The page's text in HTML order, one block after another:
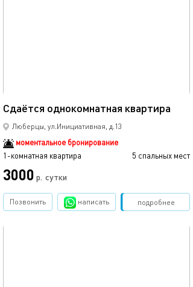
Сдаётся однокомнатная квартира
Люберцы, ул.Инициативная, д.13
моментальное бронирование
1-комнатная квартира
5 спальных мест
3000 р. сутки
подробнее
Позвонить написать Забронировать